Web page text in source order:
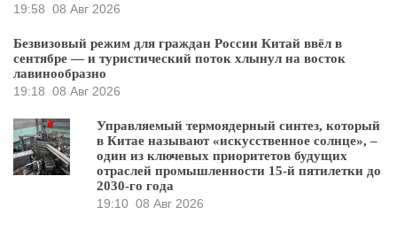
19:58 08 Авг 2026
Безвизовый режим для граждан России Китай ввёл в
сентябре — и туристический поток хлынул на восток
лавинообразно
19:18 08 Авг 2026
Управляемый термоядерный синтез, который
в Китае называют «искусственное солнце», –
один из ключевых приоритетов будущих
отраслей промышленности 15-й пятилетки до
2030-го года
19:10 08 Авг 2026